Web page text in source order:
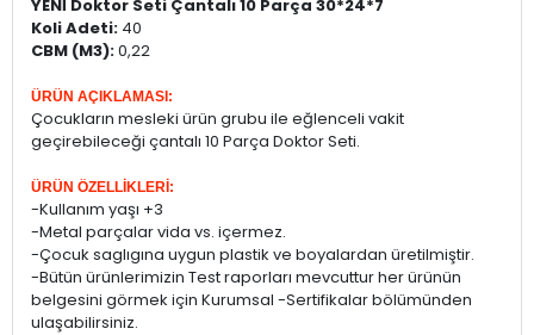
YENİ Doktor Seti Çantalı 10 Parça 30*24*7
Koli Adeti: 40
CBM (M3):0,22
ÜRÜN AÇIKLAMASI:
Çocukların mesleki ürün grubu ile eğlenceli vakit
geçirebileceği çantalı 10 Parça Doktor Seti.
ÜRÜN ÖZELLİKLERİ:
-Kullanım yaşı +3
-Metal parçalar vida vs. içermez.
-Çocuk saglıgına uygun plastik ve boyalardan üretilmiştir.
-Bütün ürünlerimizin Test raporları mevcuttur her ürünün
belgesini görmek için Kurumsal -Sertifikalar bölümünden
ulaşabilirsiniz.